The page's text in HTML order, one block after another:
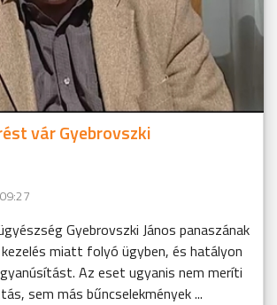
vár Gyebrovszki
Gyebrovszki János panaszának
miatt folyó ügyben, és hatályon
Az eset ugyanis nem meríti
sem más bűncselekmények ...